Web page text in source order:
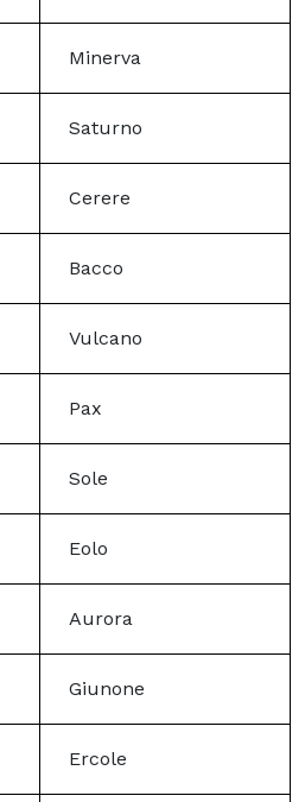
Minerva
Saturno
Cerere
Bacco
Vulcano
Pax
Sole
Eolo
Aurora
Giunone
Ercole